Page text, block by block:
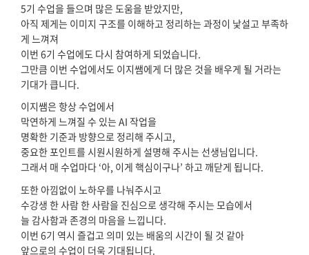
5기 수업을 들으며 많은 도움을 받았지만,
아직 제게는 이미지 구조를 이해하고 정리하는 과정이 낯설고 부족하
게 느껴져
이번 6기 수업에도 다시 참여하게 되었습니다.
그만큼 이번 수업에서도 이지쌤에게 더 많은 것을 배우게 될 거라는
기대가 큽니다.
이지쌤은 항상 수업에서
막연하게 느껴질 수 있는 AI 작업을
명확한 기준과 방향으로 정리해 주시고,
중요한 포인트를 시원시원하게 설명해 주시는 선생님입니다.
그래서 매 수업마다 ‘아, 이게 핵심이구나’ 하고 깨닫게 됩니다.
또한 아낌없이 노하우를 나눠주시고
수강생 한 사람 한 사람을 진심으로 생각해 주시는 모습에서
늘 감사함과 존경의 마음을 느낍니다.
이번 6기 역시 즐겁고 의미 있는 배움의 시간이 될 것 같아
앞으로의 수업이 더욱 기대됩니다.